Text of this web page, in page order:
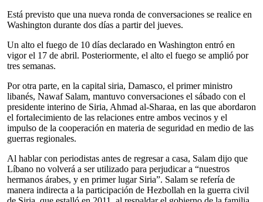
Está previsto que una nueva ronda de conversaciones se realice en
Washington durante dos días a partir del jueves.
Un alto el fuego de 10 días declarado en Washington entró en
vigor el 17 de abril. Posteriormente, el alto el fuego se amplió por
tres semanas.
Por otra parte, en la capital siria, Damasco, el primer ministro
libanés, Nawaf Salam, mantuvo conversaciones el sábado con el
presidente interino de Siria, Ahmad al-Sharaa, en las que abordaron
el fortalecimiento de las relaciones entre ambos vecinos y el
impulso de la cooperación en materia de seguridad en medio de las
guerras regionales.
Al hablar con periodistas antes de regresar a casa, Salam dijo que
Líbano no volverá a ser utilizado para perjudicar a “nuestros
hermanos árabes, y en primer lugar Siria”. Salam se refería de
manera indirecta a la participación de Hezbollah en la guerra civil